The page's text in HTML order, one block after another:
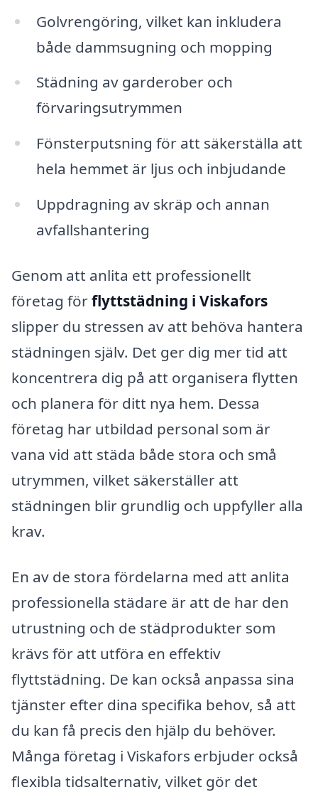
Golvrengöring, vilket kan inkludera
både dammsugning och mopping
Städning av garderober och
förvaringsutrymmen
Fönsterputsning för att säkerställa att
hela hemmet är ljus och inbjudande
Uppdragning av skräp och annan
avfallshantering
Genom att anlita ett professionellt
företag förflyttstädning i Viskafors
slipper du stressen av att behöva hantera
städningen själv. Det ger dig mer tid att
koncentrera dig på att organisera flytten
och planera för ditt nya hem. Dessa
företag har utbildad personal som är
vana vid att städa både stora och små
utrymmen, vilket säkerställer att
städningen blir grundlig och uppfyller alla
krav.
En av de stora fördelarna med att anlita
professionella städare är att de har den
utrustning och de städprodukter som
krävs för att utföra en effektiv
flyttstädning. De kan också anpassa sina
tjänster efter dina specifika behov, så att
du kan få precis den hjälp du behöver.
Många företag i Viskafors erbjuder också
flexibla tidsalternativ, vilket gör det